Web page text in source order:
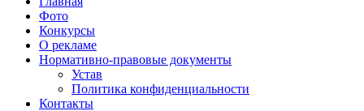
Фото
Конкурсы
О рекламе
Нормативно-правовые документы
Устав
Политика конфиденциальности
Контакты